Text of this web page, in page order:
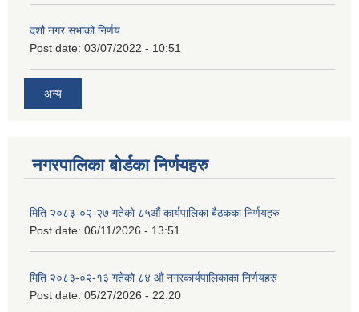
दशौ नगर सभाको निर्णय
Post date: 03/07/2022 - 10:51
अन्य
नगरपालिका बोर्डका निर्णयहरु
मिति २०८३-०२-२७ गतेको ८५औं कार्यपालिका बैठकका निर्णयहरु
Post date: 06/11/2026 - 13:51
मिति २०८३-०२-१३ गतेको ८४ औं नगरकार्यपालिकाका निर्णयहरु
Post date: 05/27/2026 - 22:20